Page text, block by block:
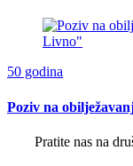
50 godina
Poziv na
Pratite nas na